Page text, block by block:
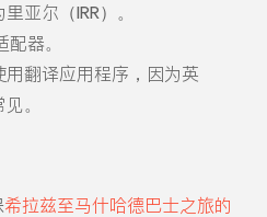
亚尔（IRR）。
器。
翻译应用程序，因为英
。
希拉兹至马什哈德巴士之旅的